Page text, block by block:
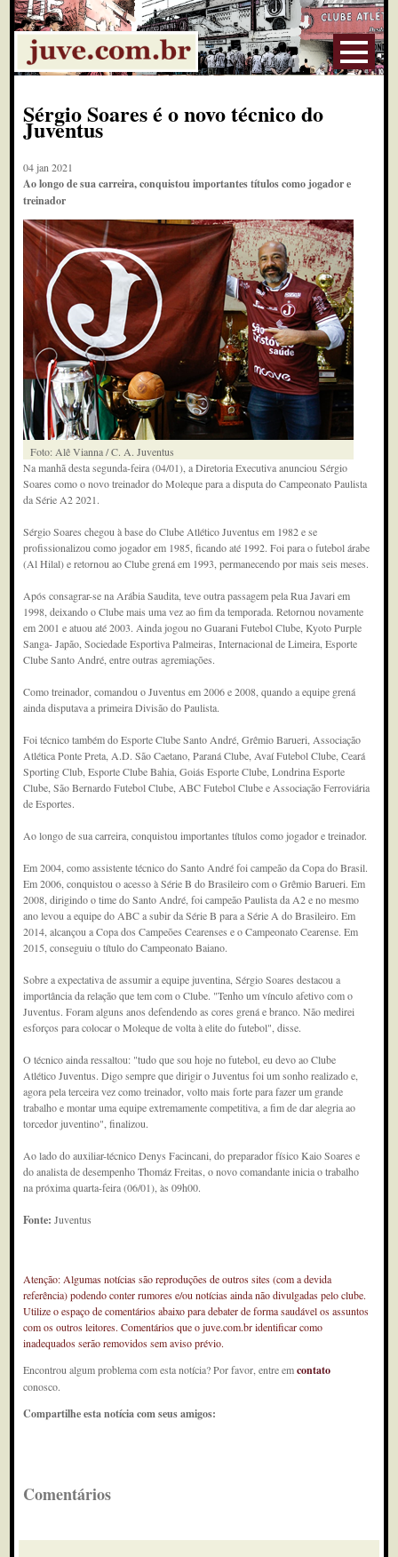
Sérgio Soares é o novo técnico do
Juventus
04 jan 2021
Ao longo de sua carreira, conquistou importantes títulos como jogador e
treinador
Foto: Alê Vianna / C. A. Juventus
Na manhã desta segunda-feira (04/01), a Diretoria Executiva anunciou Sérgio
Soares como o novo treinador do Moleque para a disputa do Campeonato Paulista
da Série A2 2021.
Sérgio Soares chegou à base do Clube Atlético Juventus em 1982 e se
profissionalizou como jogador em 1985, ficando até 1992. Foi para o futebol árabe
(Al Hilal) e retornou ao Clube grená em 1993, permanecendo por mais seis meses.
Após consagrar-se na Arábia Saudita, teve outra passagem pela Rua Javari em
1998, deixando o Clube mais uma vez ao fim da temporada. Retornou novamente
em 2001 e atuou até 2003. Ainda jogou no Guarani Futebol Clube, Kyoto Purple
Sanga- Japão, Sociedade Esportiva Palmeiras, Internacional de Limeira, Esporte
Clube Santo André, entre outras agremiações.
Como treinador, comandou o Juventus em 2006 e 2008, quando a equipe grená
ainda disputava a primeira Divisão do Paulista.
Foi técnico também do Esporte Clube Santo André, Grêmio Barueri, Associação
Atlética Ponte Preta, A.D. São Caetano, Paraná Clube, Avaí Futebol Clube, Ceará
Sporting Club, Esporte Clube Bahia, Goiás Esporte Clube, Londrina Esporte
Clube, São Bernardo Futebol Clube, ABC Futebol Clube e Associação Ferroviária
de Esportes.
Ao longo de sua carreira, conquistou importantes títulos como jogador e treinador.
Em 2004, como assistente técnico do Santo André foi campeão da Copa do Brasil.
Em 2006, conquistou o acesso à Série B do Brasileiro com o Grêmio Barueri. Em
2008, dirigindo o time do Santo André, foi campeão Paulista da A2 e no mesmo
ano levou a equipe do ABC a subir da Série B para a Série A do Brasileiro. Em
2014, alcançou a Copa dos Campeões Cearenses e o Campeonato Cearense. Em
2015, conseguiu o título do Campeonato Baiano.
Sobre a expectativa de assumir a equipe juventina, Sérgio Soares destacou a
importância da relação que tem com o Clube. "Tenho um vínculo afetivo com o
Juventus. Foram alguns anos defendendo as cores grená e branco. Não medirei
esforços para colocar o Moleque de volta à elite do futebol", disse.
O técnico ainda ressaltou: "tudo que sou hoje no futebol, eu devo ao Clube
Atlético Juventus. Digo sempre que dirigir o Juventus foi um sonho realizado e,
agora pela terceira vez como treinador, volto mais forte para fazer um grande
trabalho e montar uma equipe extremamente competitiva, a fim de dar alegria ao
torcedor juventino", finalizou.
Ao lado do auxiliar-técnico Denys Facincani, do preparador físico Kaio Soares e
do analista de desempenho Thomáz Freitas, o novo comandante inicia o trabalho
na próxima quarta-feira (06/01), às 09h00.
Fonte:Juventus
Atenção: Algumas notícias são reproduções de outros sites (com a devida
referência) podendo conter rumores e/ou notícias ainda não divulgadas pelo clube.
Utilize o espaço de comentários abaixo para debater de forma saudável os assuntos
com os outros leitores. Comentários que o juve.com.br identificar como
inadequados serão removidos sem aviso prévio.
Encontrou algum problema com esta notícia? Por favor, entre emcontato
conosco.
Compartilhe esta notícia com seus amigos:
Comentários